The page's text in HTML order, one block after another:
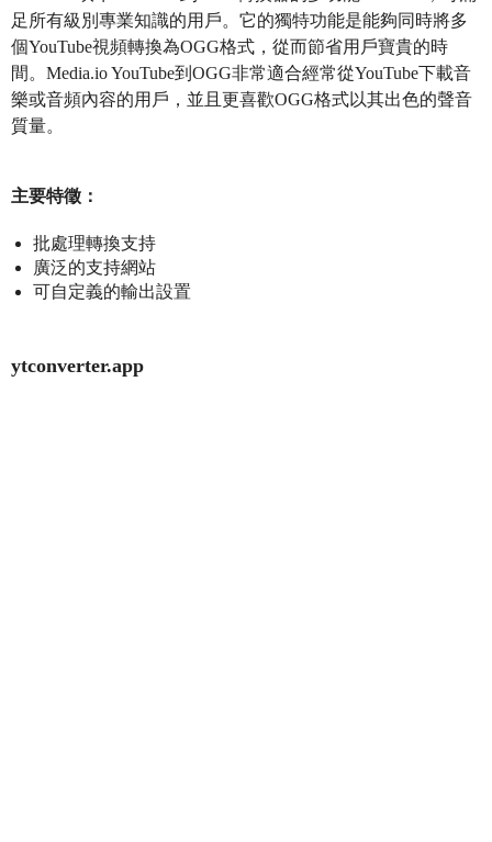
足所有級別專業知識的用戶。它的獨特功能是能夠同時將多
個YouTube視頻轉換為OGG格式，從而節省用戶寶貴的時
間。Media.io YouTube到OGG非常適合經常從YouTube下載音
樂或音頻內容的用戶，並且更喜歡OGG格式以其出色的聲音
質量。
主要特徵：
批處理轉換支持
廣泛的支持網站
可自定義的輸出設置
ytconverter.app